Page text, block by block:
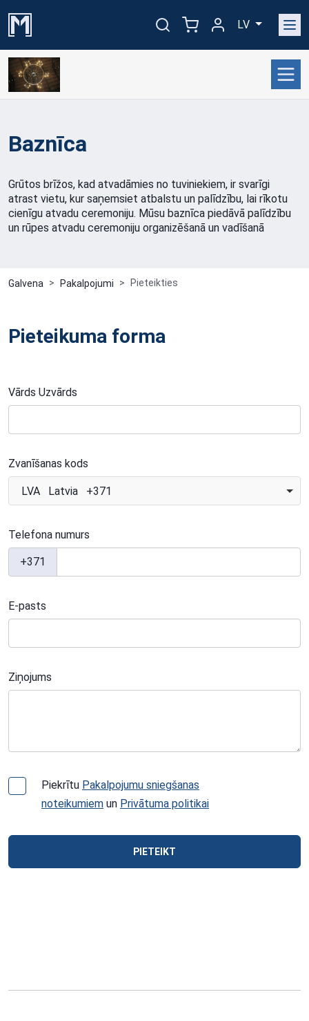
LV
Baznīca
Grūtos brīžos, kad atvadāmies no tuviniekiem, ir svarīgi
atrast vietu, kur saņemsiet atbalstu un palīdzību, lai rīkotu
cienīgu atvadu ceremoniju. Mūsu baznīca piedāvā palīdzību
un rūpes atvadu ceremoniju organizēšanā un vadīšanā
Galvena Pakalpojumi Pieteikties
Pieteikuma forma
Vārds Uzvārds
Zvanīšanas kods
LVA Latvia +371
Telefona numurs
+371
E-pasts
Ziņojums
Piekrītu Pakalpojumu sniegšanas
noteikumiem un Privātuma politikai
PIETEIKT